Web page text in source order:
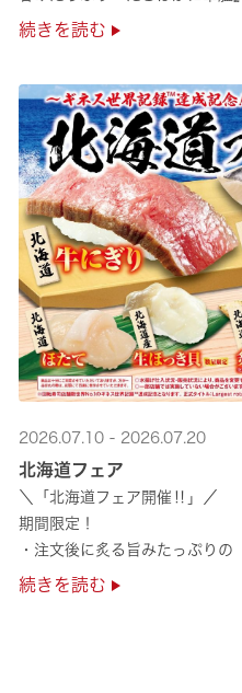
絶品のかにを味わいつくせる！🦀
ぜひくら寿司へお越しください
続きを読む
2026.07.10 - 2026.07.20
北海道フェア
＼「北海道フェア開催‼」／
期間限定！
・注文後に炙る旨みたっぷりの
・濃厚な甘みの「北海道ほたて」
続きを読む